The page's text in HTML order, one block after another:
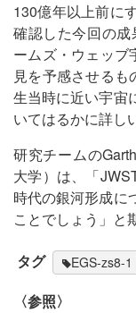
130億年以上前に
確認した今回の
ームズ・ウェッブ
見を予感させる
生当時に近い宇宙
いてはるかに詳し
研究チームの
大学）は、「
時代の銀河形成に
ことでしょう」と
タグ EGS-zs8-1
〈参照〉